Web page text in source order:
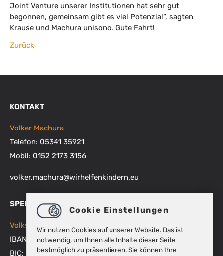
Joint Venture unserer Institutionen hat sehr gut
begonnen, gemeinsam gibt es viel Potenzial“, sagten
Krause und Machura unisono. Gute Fahrt!
Zurück
KONTAKT
Volker Machura
Telefon: 05341 35921
Mobil: 0152 2173 3156
volker.machura@wirhelfenkindern.eu
SPENDENKONTEN
Volksbank BRAWO
IBAN: DE48 2699 1066 1512 9270 00
BIC: GENODEF1WOB
Cookie Einstellungen
Wir nutzen Cookies auf unserer Website. Das ist
notwendig, um Ihnen alle Inhalte dieser Seite
bestmöglich zu präsentieren. Sie können Ihre